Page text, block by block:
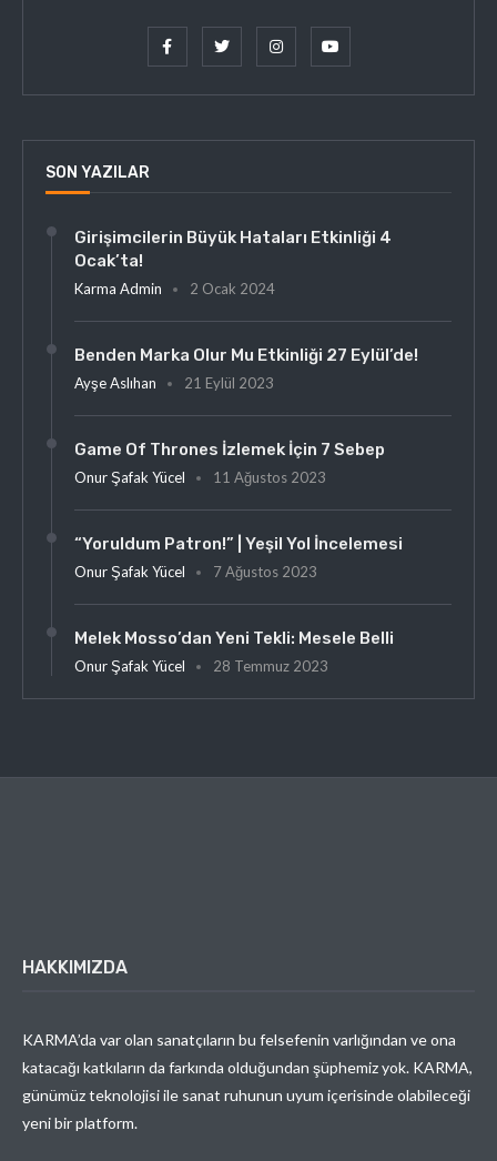
SON YAZILAR
Girişimcilerin Büyük Hataları Etkinliği 4
Ocak’ta!
Karma Admin 2 Ocak 2024
Benden Marka Olur Mu Etkinliği 27 Eylül’de!
Ayşe Aslıhan 21 Eylül 2023
Game Of Thrones İzlemek İçin 7 Sebep
Onur Şafak Yücel 11 Ağustos 2023
“Yoruldum Patron!” | Yeşil Yol İncelemesi
Onur Şafak Yücel 7 Ağustos 2023
Melek Mosso’dan Yeni Tekli: Mesele Belli
Onur Şafak Yücel 28 Temmuz 2023
HAKKIMIZDA
KARMA’da var olan sanatçıların bu felsefenin varlığından ve ona
katacağı katkıların da farkında olduğundan şüphemiz yok. KARMA,
günümüz teknolojisi ile sanat ruhunun uyum içerisinde olabileceği
yeni bir platform.